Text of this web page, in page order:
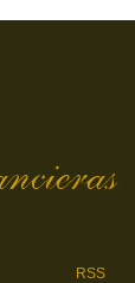
RSS